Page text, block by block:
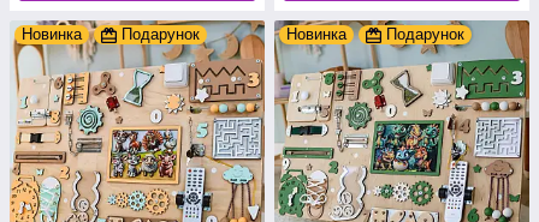
Новинка Подарунок Новинка Подарунок